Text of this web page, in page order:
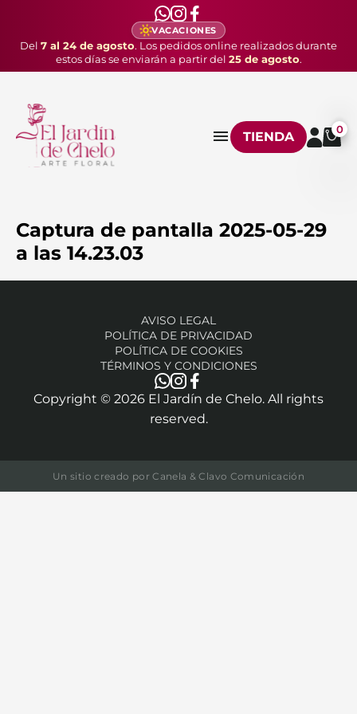
VACACIONES
Del 7 al 24 de agosto. Los pedidos online realizados durante
estos días se enviarán a partir del 25 de agosto.
TIENDA 0
Captura de pantalla 2025-05-29
a las 14.23.03
Copyright © 2026 El Jardín de Chelo. All rights
reserved.
AVISO LEGAL
POLÍTICA DE PRIVACIDAD
POLÍTICA DE COOKIES
TÉRMINOS Y CONDICIONES
Un sitio creado porCanela & Clavo Comunicación